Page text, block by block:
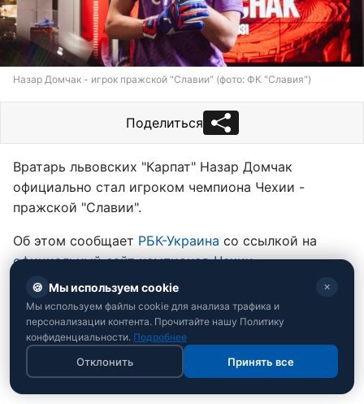
Назар Домчак - игрок пражской "Славии" (фото: ФК "Славия")
Поделиться
Вратарь львовских "Карпат" Назар Домчак
официально стал игроком чемпиона Чехии -
пражской "Славии".
Об этом сообщает РБК-Украина со ссылкой на
официальный сайт чемпионов Чехии.
Читайте также: Первый вызов в карьере:
Мальдера усилил сборную Украины вратарем из
Израиля
🍪 Мы используем cookie ✕
Мы используем файлы cookie для анализа трафика и
персонализации контента. Прочитайте нашу Политику
конфиденциальности. Подробнее
Отклонить Принять все